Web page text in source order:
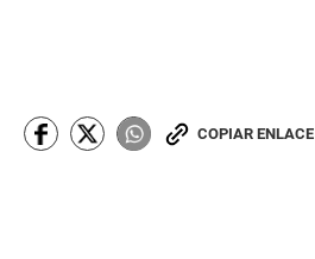
COPIAR ENLACE